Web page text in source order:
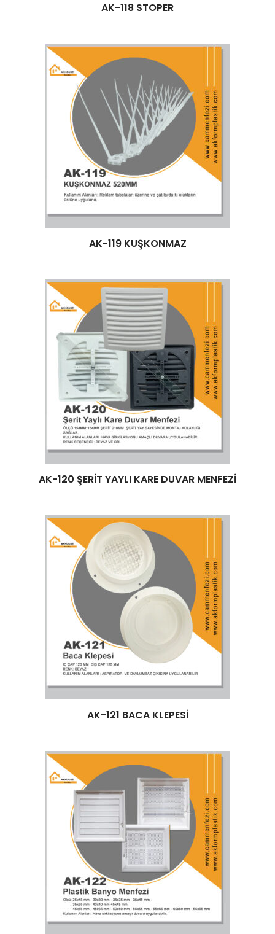
AK-118 STOPER
AK-119 KUŞKONMAZ
AK-120 ŞERİT YAYLI KARE DUVAR MENFEZİ
AK-121 BACA KLEPESİ